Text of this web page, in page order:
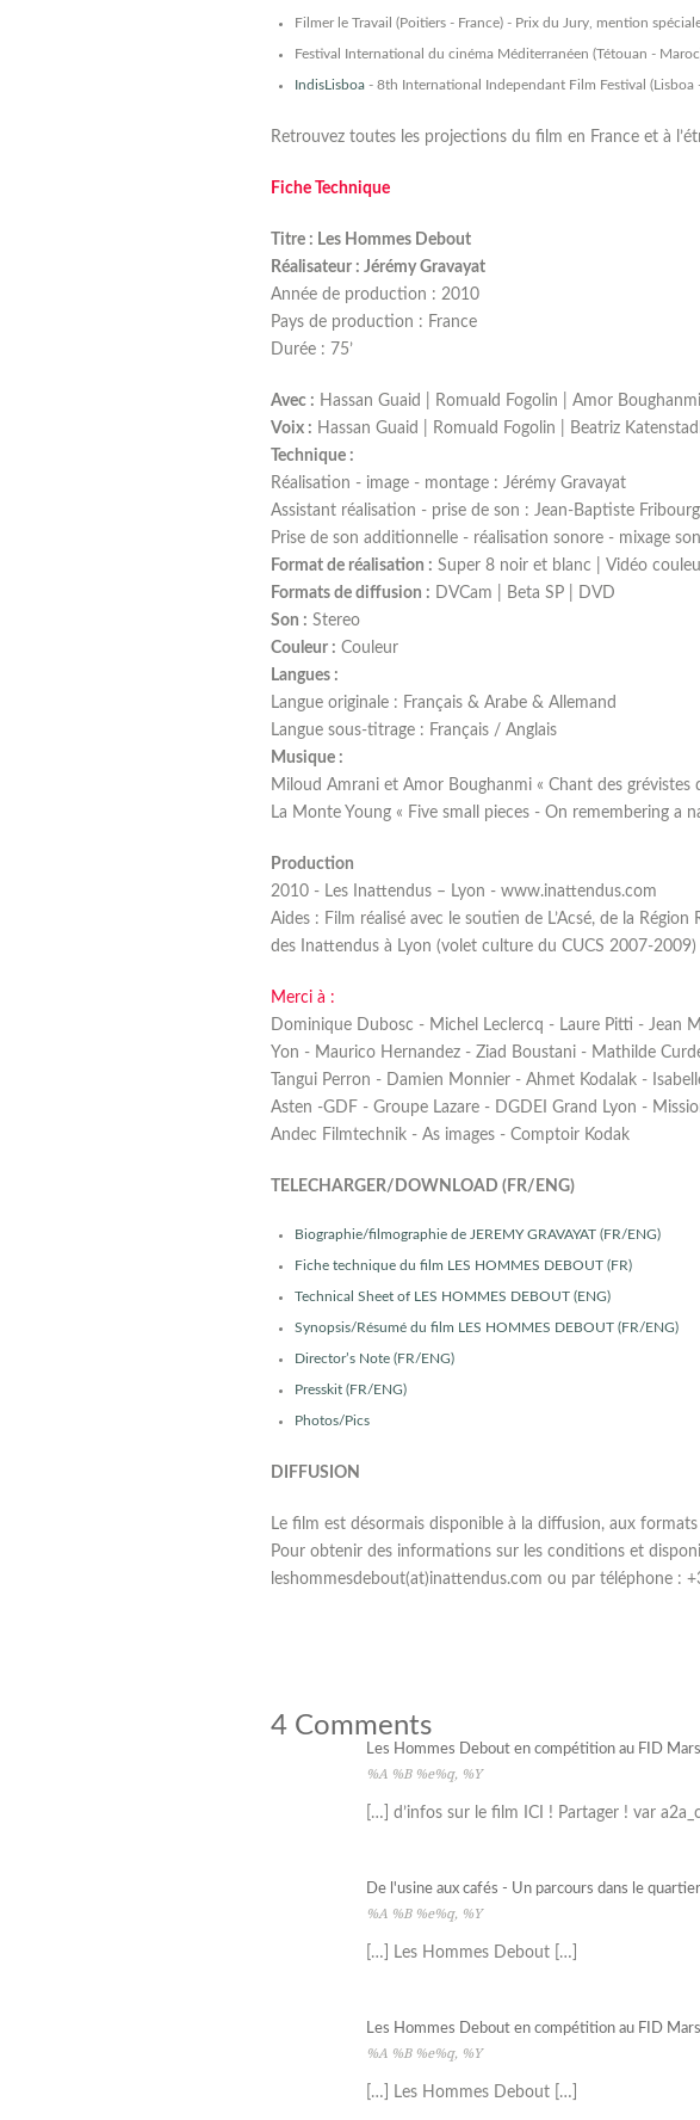
Filmer le Travail (Poitiers - France) - Prix du Jury, mention
Festival International du cinéma Méditerranéen (Tétouan -
IndisLisboa- 8th International Independant Film Festival (Lisboa
Retrouvez toutes les projections du film en France et à
Fiche Technique
Titre : Les Hommes Debout
Réalisateur : Jérémy Gravayat
Année de production : 2010
Pays de production : France
Durée : 75’
Avec : Hassan Guaid | Romuald Fogolin | Amor Boughanmi
Voix : Hassan Guaid | Romuald Fogolin | Beatriz
Technique :
Réalisation - image - montage : Jérémy Gravayat
Assistant réalisation - prise de son : Jean-Baptiste Fribourg
Prise de son additionnelle - réalisation sonore - mixage
Format de réalisation : Super 8 noir et blanc | Vidéo
Formats de diffusion : DVCam | Beta SP | DVD
Son : Stereo
Couleur : Couleur
Langues :
Langue originale : Français & Arabe & Allemand
Langue sous-titrage : Français / Anglais
Musique :
Miloud Amrani et Amor Boughanmi « Chant des grévistes
La Monte Young « Five small pieces - On remembering a
Production
2010 - Les Inattendus – Lyon - www.inattendus.com
Aides : Film réalisé avec le soutien de L’Acsé, de la
des Inattendus à Lyon (volet culture du CUCS 2007-2009)
Merci à :
Dominique Dubosc - Michel Leclercq - Laure Pitti - Jean
Yon - Maurico Hernandez - Ziad Boustani - Mathilde
Tangui Perron - Damien Monnier - Ahmet Kodalak -
Asten -GDF - Groupe Lazare - DGDEI Grand Lyon -
Andec Filmtechnik - As images - Comptoir Kodak
TELECHARGER/DOWNLOAD (FR/ENG)
Biographie/filmographie de JEREMY GRAVAYAT (FR/ENG)
Fiche technique du film LES HOMMES DEBOUT (FR)
Technical Sheet of LES HOMMES DEBOUT (ENG)
Synopsis/Résumé du film LES HOMMES DEBOUT (FR/ENG)
Director’s Note (FR/ENG)
Presskit (FR/ENG)
Photos/Pics
DIFFUSION
Le film est désormais disponible à la diffusion, aux
Pour obtenir des informations sur les conditions et
leshommesdebout(at)inattendus.com ou par téléphone :
4 Comments
Les Hommes Debout en compétition au FID
%A %B %e%q, %Y
[…] d’infos sur le film ICI ! Partager ! var
De l'usine aux cafés - Un parcours dans le
%A %B %e%q, %Y
[…] Les Hommes Debout […]
Les Hommes Debout en compétition au FID
%A %B %e%q, %Y
[…] Les Hommes Debout […]